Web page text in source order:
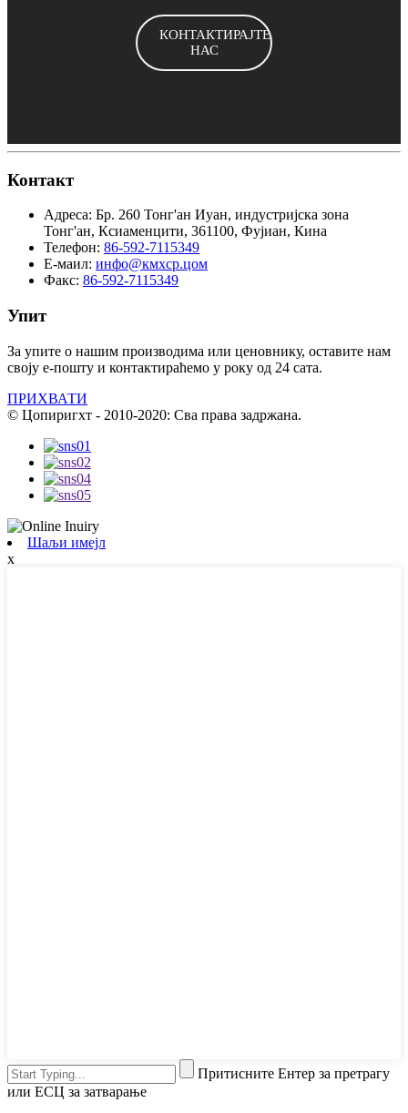
КОНТАКТИРАЈТЕ
НАС
Контакт
Адреса: Бр. 260 Тонг'ан Иуан, индустријска зона
Тонг'ан, Ксиаменцити, 361100, Фујиан, Кина
Телефон: 86-592-7115349
Е-маил: инфо@кмхср.цом
Факс: 86-592-7115349
Упит
За упите о нашим производима или ценовнику, оставите нам
своју е-пошту и контактираћемо у року од 24 сата.
ПРИХВАТИ
© Цопиригхт - 2010-2020: Сва права задржана.
Шаљи имејл
x
Притисните Ентер за претрагу
или ЕСЦ за затварање